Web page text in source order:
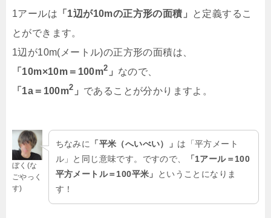
1アールは 「1辺が10mの正方形の面積」
と定義するこ
とができます。
1辺が10m(メートル)の正方形の面積は、
「10m×10m＝100m2 」 なので、
「1a＝100m2 」 であることが分かりますよ。
ぼく(な
ごやっく
す)
ちなみに 「平米（へいべい）」 は「平方メート
ル」と同じ意味です。ですので、
「1アール＝100
平方メートル＝100平米」
ということになりま
す！